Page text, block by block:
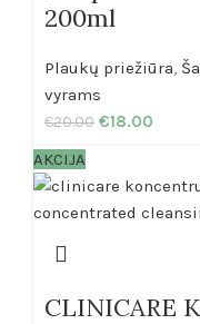
200ml
Plaukų priežiūra,
vyrams
€20.00 €18.00
AKCIJA
CLINICARE